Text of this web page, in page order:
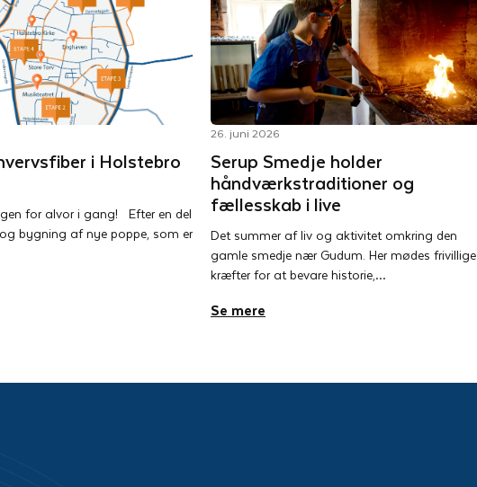
i Holstebro
for alvor i gang! Efter en del
bygning af nye poppe, som er
Serup Smedje holder
håndværkstraditioner og
fællesskab i live
26. juni 2026
Det summer af liv og aktivitet omkring den
gamle smedje nær Gudum. Her mødes frivillige
kræfter for at bevare historie,…
Se mere